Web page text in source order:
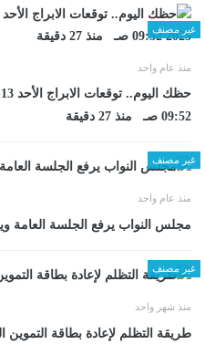
غير مصنف
منذ عام واحد
09:52 صـ منذ 27 دقيقة
غير مصنف
منذ عام واحد
مجلس النواب يرفع الجلسة العامة
غير مصنف
منذ شهر واحد
طريقة التظلم لإعادة بطاقة